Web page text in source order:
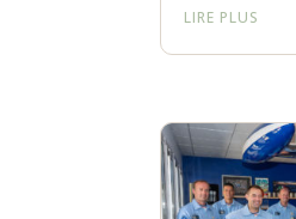
LIRE PLUS